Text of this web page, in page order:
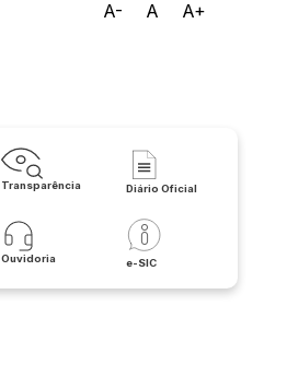
A- A A+
Transparência Diário Oficial
Ouvidoria e-SIC